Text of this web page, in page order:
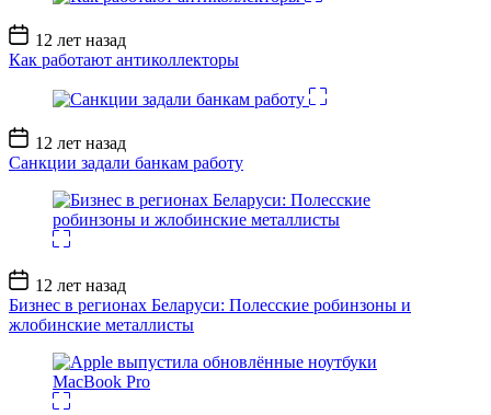
Дата
записи
12 лет назад
Как работают антиколлекторы
Дата
записи
12 лет назад
Санкции задали банкам работу
Дата
записи
12 лет назад
Бизнес в регионах Беларуси: Полесские робинзоны и
жлобинские металлисты